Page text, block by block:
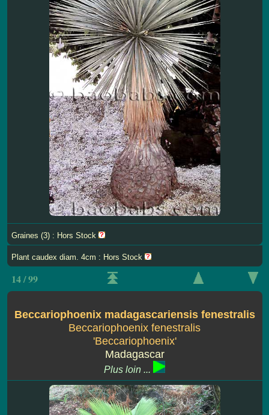
Graines (3) : Hors Stock
Plant caudex diam. 4cm : Hors Stock
14 / 99
Beccariophoenix madagascariensis fenestralis
Beccariophoenix fenestralis
'Beccariophoenix'
Madagascar
Plus loin ...